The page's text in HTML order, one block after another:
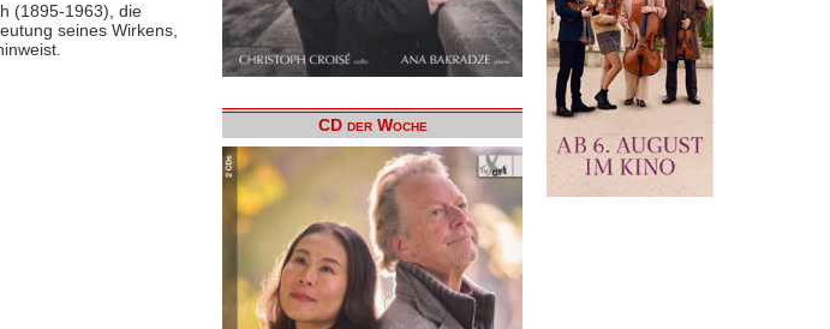
(1895-1963), die
seines Wirkens,
CD der Woche